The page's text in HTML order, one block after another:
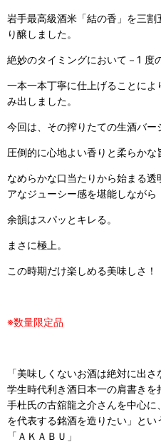
岩手最高級酒米「結の香」を三割
り醸しました。
絶妙のタイミングにおいて－1 度
一本一本丁寧に仕上げることに
み出しました。
今回は、その搾りたての生酒バー
圧倒的に心地よい香りと柔らかな
なめらかな口当たりから始まる
アなジューシー感を堪能しながら
余韻はスパッとキレる。
まさに極上。
この時期だけ楽しめる美味しさ！
※数量限定品
「美味しくないお酒は絶対に出さ
学生時代利き酒日本一の肩書き
手杜氏の古舘龍之介さんを中心
を代表する銘酒を造りたい」と
「ＡＫＡＢＵ」